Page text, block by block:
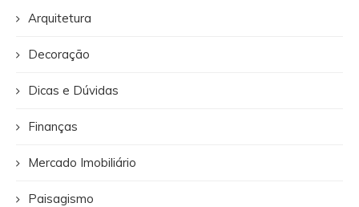
Arquitetura
Decoração
Dicas e Dúvidas
Finanças
Mercado Imobiliário
Paisagismo